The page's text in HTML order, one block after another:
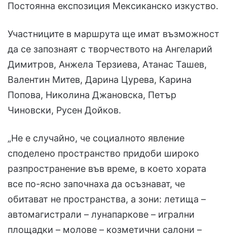
Постоянна експозиция Мексиканско изкуство.
Участниците в маршрута ще имат възможност
да се запознаят с творчеството на Ангеларий
Димитров, Анжела Терзиева, Атанас Ташев,
Валентин Митев, Дарина Цурева, Карина
Попова, Николина Джановска, Петър
Чиновски, Русен Дойков.
„Не е случайно, че социалното явление
споделено пространство придоби широко
разпространение във време, в което хората
все по-ясно започнаха да осъзнават, че
обитават не пространства, а зони: летища –
автомагистрали – лунапаркове – игрални
площадки – молове – козметични салони –